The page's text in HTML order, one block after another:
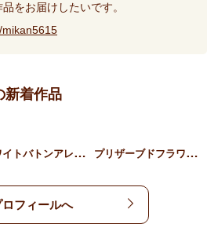
をお届けしたいです。
着作品
ホ
ワイトバトンアレンジメン… プ
リザーブドフラワーブルー…
ロフィールへ